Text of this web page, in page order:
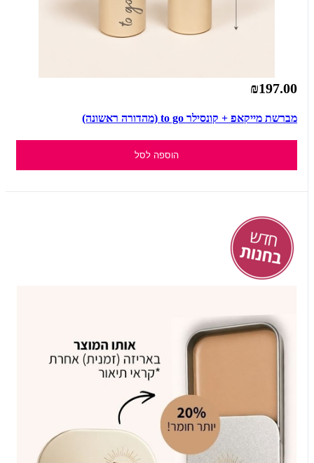
₪197.00
מברשת מייקאפ + קונסילר to go (מהדורה ראשונה)
הוספה לסל